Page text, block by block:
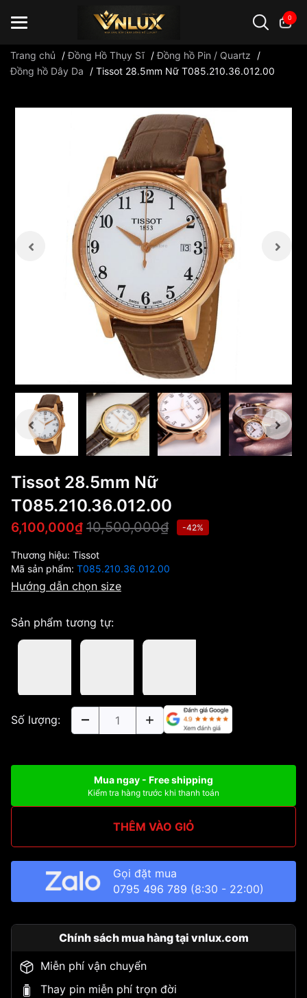
0
Trang chủ /Đồng Hồ Thụy Sĩ /Đồng hồ Pin / Quartz
/
Đồng hồ Dây Da
/ Tissot 28.5mm Nữ T085.210.36.012.00
Tissot 28.5mm Nữ
T085.210.36.012.00
6,100,000₫ 10,500,000₫ -42%
Thương hiệu: Tissot
Mã sản phẩm: T085.210.36.012.00
Hướng dẫn chọn size
Sản phẩm tương tự:
Số lượng:
Mua ngay - Free shipping
Kiểm tra hàng trước khi thanh toán
THÊM VÀO GIỎ
Gọi đặt mua
0795 496 789 (8:30 - 22:00)
Chính sách mua hàng tại vnlux.com
Miễn phí vận chuyển
Thay pin miễn phí trọn đời